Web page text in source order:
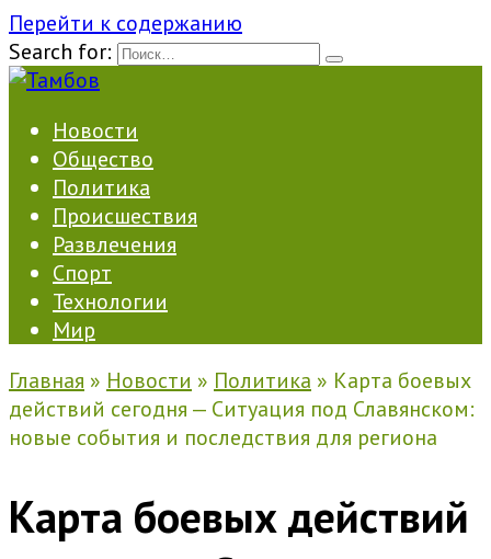
Перейти к содержанию
Search for:
Новости
Общество
Политика
Происшествия
Развлечения
Спорт
Технологии
Мир
Главная » Новости » Политика » Карта боевых
действий сегодня — Ситуация под Славянском:
новые события и последствия для региона
Карта боевых действий